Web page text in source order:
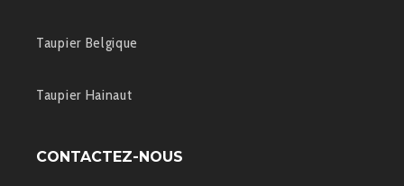
Taupier Belgique
Taupier Hainaut
CONTACTEZ-NOUS